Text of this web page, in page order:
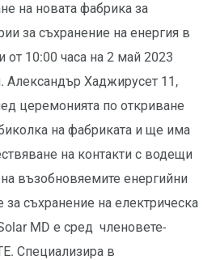
на новата фабрика за
за съхранение на енергия в
от 10:00 часа на 2 май 2023
Александър Хаджирусет 11,
церемонията по откриване
на фабриката и ще има
на контакти с водещи
възобновяемите енергийни
за съхранение на електрическа
MD е сред членовете-
Специализира в